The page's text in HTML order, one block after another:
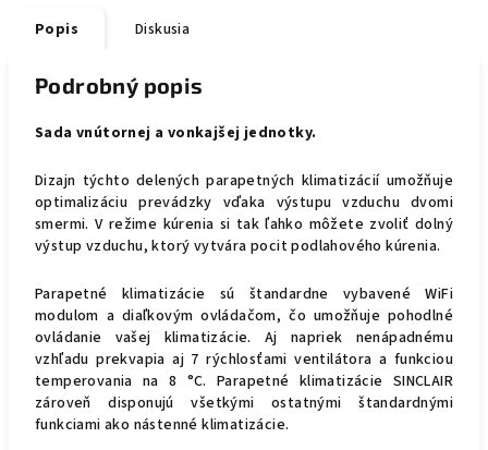
Popis Diskusia
Podrobný popis
Sada vnútornej a vonkajšej jednotky.
Dizajn týchto delených parapetných klimatizácií umožňuje
optimalizáciu prevádzky vďaka výstupu vzduchu dvomi
smermi. V režime kúrenia si tak ľahko môžete zvoliť dolný
výstup vzduchu, ktorý vytvára pocit podlahového kúrenia.
Parapetné klimatizácie sú štandardne vybavené WiFi
modulom a diaľkovým ovládačom, čo umožňuje pohodlné
ovládanie vašej klimatizácie. Aj napriek nenápadnému
vzhľadu prekvapia aj 7 rýchlosťami ventilátora a funkciou
temperovania na 8 °C. Parapetné klimatizácie SINCLAIR
zároveň disponujú všetkými ostatnými štandardnými
funkciami ako nástenné klimatizácie.